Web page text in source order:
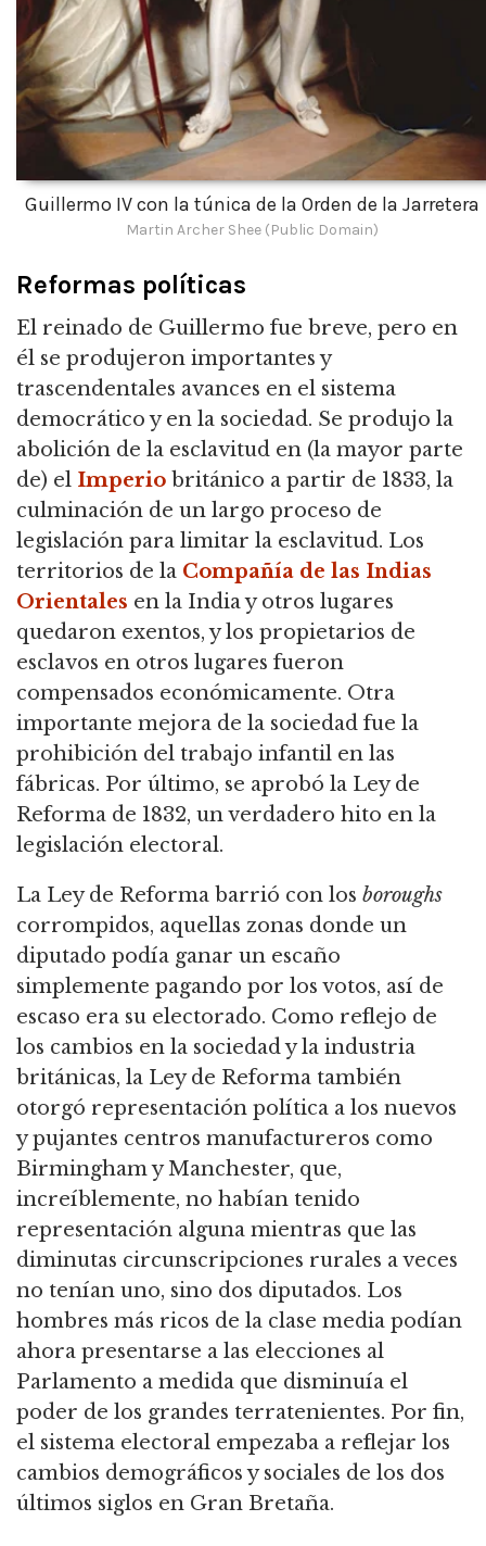
Guillermo IV con la túnica de la Orden de la Jarretera
Martin Archer Shee (Public Domain)
Reformas políticas
El reinado de Guillermo fue breve, pero en
él se produjeron importantes y
trascendentales avances en el sistema
democrático y en la sociedad. Se produjo la
abolición de la esclavitud en (la mayor parte
de) el Imperio británico a partir de 1833, la
culminación de un largo proceso de
legislación para limitar la esclavitud. Los
territorios de la Compañía de las Indias
Orientales en la India y otros lugares
quedaron exentos, y los propietarios de
esclavos en otros lugares fueron
compensados económicamente. Otra
importante mejora de la sociedad fue la
prohibición del trabajo infantil en las
fábricas. Por último, se aprobó la Ley de
Reforma de 1832, un verdadero hito en la
legislación electoral.
La Ley de Reforma barrió con los boroughs
corrompidos, aquellas zonas donde un
diputado podía ganar un escaño
simplemente pagando por los votos, así de
escaso era su electorado. Como reflejo de
los cambios en la sociedad y la industria
británicas, la Ley de Reforma también
otorgó representación política a los nuevos
y pujantes centros manufactureros como
Birmingham y Manchester, que,
increíblemente, no habían tenido
representación alguna mientras que las
diminutas circunscripciones rurales a veces
no tenían uno, sino dos diputados. Los
hombres más ricos de la clase media podían
ahora presentarse a las elecciones al
Parlamento a medida que disminuía el
poder de los grandes terratenientes. Por fin,
el sistema electoral empezaba a reflejar los
cambios demográficos y sociales de los dos
últimos siglos en Gran Bretaña.